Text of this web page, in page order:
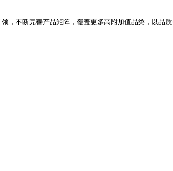
，不断完善产品矩阵，覆盖更多高附加值品类，以品